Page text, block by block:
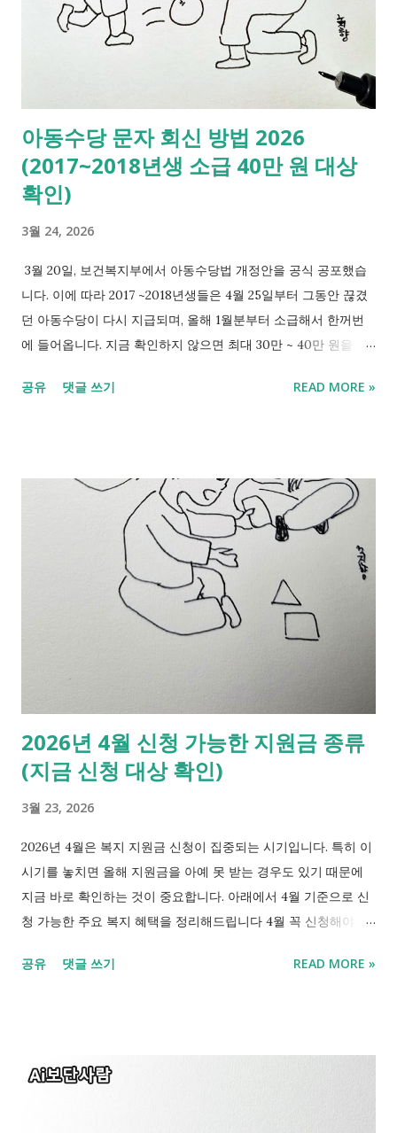
봉 인상, 성과급 추가 납부 (월급 감소) 소득 감소 휴직, 이직 환급
(월급 증가) 동일 급여 변동 없음 변화 거의 없음 연봉이 올랐다
면, 4월 월급에서 수십만 원이 한 번에 빠질 수 있습니다. 지금 내
월급이 왜 줄었는지 아래에서 바로 확인해보세요. 2. 2026년 건강
보험료 정산 기준표 내가 얼마나 더 내거나 돌려받을 지 가늠해
볼 수 있는 기준표입니다. [2026년 건강보험료율 7.19% 기준 정
산 기준표] 구분 기준 설명 정산 기준 연도 2025년 소득 작년에
실제 받은 총 급여 기준 반영 시점 2026년 4월 급여에서 추가 납
부 또는 환급 발생 보험료율 7.19% 2026년 기준 건강보험료율
부담 구조 근로자 50% + 회사 50% 직장가입자 기준 포함 소득
아동수당 문자 회신 방법 2026
(2017~2018년생 소급 40만 원 대상
확인)
3월 24, 2026
3월 20일, 보건복지부에서 아동수당법 개정안을 공식 공포했습
니다. 이에 따라 2017 ~2018년생들은 4월 25일부터 그동안 끊겼
던 아동수당이 다시 지급되며, 올해 1월분부터 소급해서 한꺼번
에 들어옵니다. 지금 확인하지 않으면 최대 30만 ~ 40만 원을 놓
경우가 있어 주의가 필요합니다. 2017년생∙2018년생 아동수당,
대되면서 현재 초등 3학년인 2017년생도 아동수당을 다시 받게
되었습니다. 금액 또한 비수도권 및 인구감소지역의 경우 가산되
어 10만 5천 원에서 13만 원까지 증액된 금액을 받게 됩니다. 1)
지급 연령 만 9세 미만(0개월~107개월)확대 * 아동수당법 일부개
정법률안 의 특례조항 에 따라 생일이 지나도 2017년생과 2018년
생도 끊김없이 아동수당을 지급받을 수 있게 되었습니다. 2) 지급
날짜 4월 25일이 토요일이므로 24일 지급 예정.(지역 기관마다 상
동수당은 소급되어 4월분과 함께 입금될 예정 입니다. 2025년에
중단되었던 아동수당은 소급적용되지 않습니다. [아동관련 정책
다른 글 보기] - 제3차 아동정책기본계획(2025-2029). 아동수당
받나요? 지역별 차등 지급액 이번 개정의 가장 큰 특징은 사는 곳
에 따라 받는 돈이 달라진다는 것입니다. 그에 따라 4월 지급분부
터 인상된 금액이 입금되며 지역별 상세 등급은 3월 27일 시행령
고시 후 확정됩니다. 거주 지역 지급 금액 (월) 비고 수도권 (서울·
경기·인천) 10만 원 기존과 동일 ...
공유 댓글 쓰기 READ MORE »
2026년 4월 신청 가능한 지원금 종류
(지금 신청 대상 확인)
3월 23, 2026
2026년 4월은 복지 지원금 신청이 집중되는 시기입니다. 특히 이
시기를 놓치면 올해 지원금을 아예 못 받는 경우도 있기 때문에
지금 바로 확인하는 것이 중요합니다. 아래에서 4월 기준으로 신
청 가능한 주요 복지 혜택을 정리해드립니다 4월 꼭 신청해야 할
대상 일정 소득 이하 청년 만 19세~34세 이하(청년 단독가구 중위
9월부터 2028년 12월까지 지원 받을 수 있습니다. - 신청 기간
공유 댓글 쓰기 READ MORE »